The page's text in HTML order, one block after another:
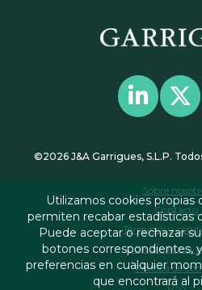
©2026 J&A Garrigues, S.L.P.
Sobre
Contacto
Términos y
Política de
Política de
RSS
Utilizamos cookies propias
permiten recabar estadísticas
Puede aceptar o rechazar
botones correspondientes,
preferencias en cualquier
que encontrará al